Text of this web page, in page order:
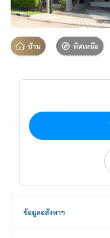
บ้าน ทิศเหนือ
ข้อมูลอสังหาฯ